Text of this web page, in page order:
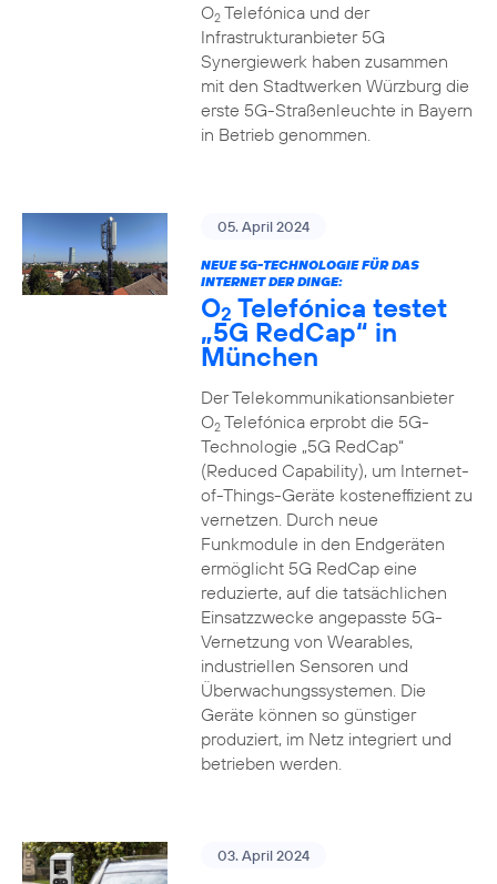
O2Telefónica und der
Infrastrukturanbieter 5G
Synergiewerk haben zusammen
mit den Stadtwerken Würzburg die
erste 5G-Straßenleuchte in Bayern
in Betrieb genommen.
05. April 2024
NEUE 5G-TECHNOLOGIE FÜR DAS
INTERNET DER DINGE:
O2 Telefónica testet
„5G RedCap“ in
München
Der Telekommunikationsanbieter
O2Telefónica erprobt die 5G-
Technologie „5G RedCap“
(Reduced Capability), um Internet-
of-Things-Geräte kosteneffizient zu
vernetzen. Durch neue
Funkmodule in den Endgeräten
ermöglicht 5G RedCap eine
reduzierte, auf die tatsächlichen
Einsatzzwecke angepasste 5G-
Vernetzung von Wearables,
industriellen Sensoren und
Überwachungssystemen. Die
Geräte können so günstiger
produziert, im Netz integriert und
betrieben werden.
03. April 2024